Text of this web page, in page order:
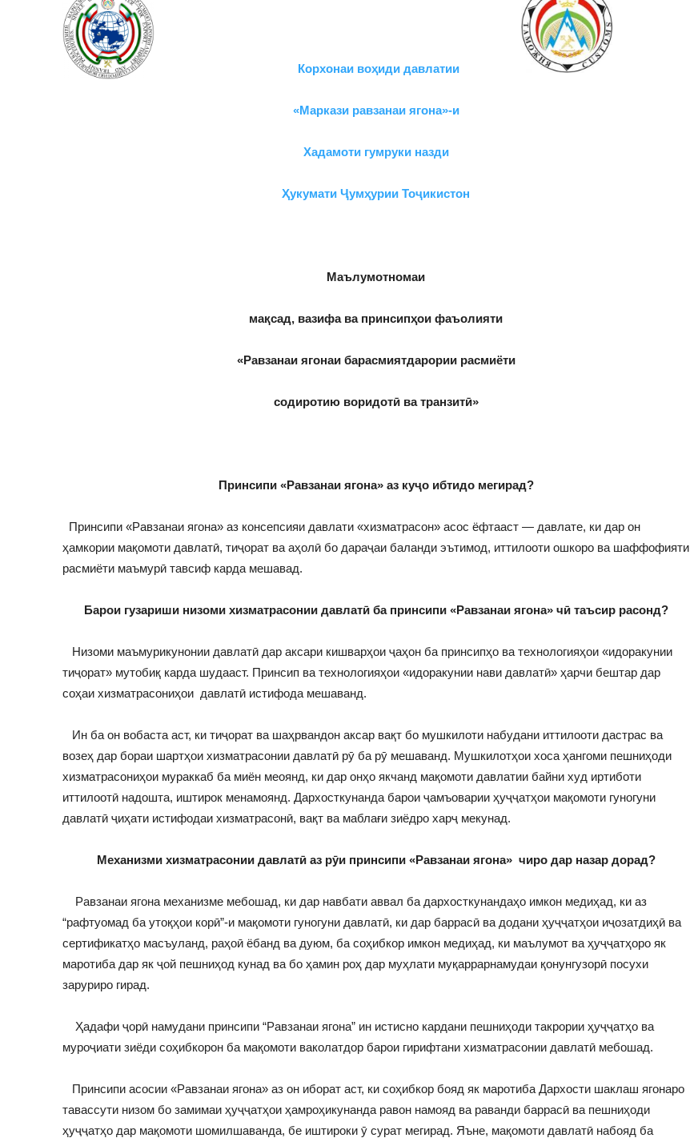
Корхонаи воҳиди давлатии
«Маркази равзанаи ягона»-и
Хадамоти гумруки назди
Ҳукумати Ҷумҳурии Тоҷикистон
Маълумотномаи
мақсад, вазифа ва принсипҳои фаъолияти
«Равзанаи ягонаи барасмиятдарории расмиёти
содиротию воридотӣ ва транзитӣ»
Принсипи «Равзанаи ягона» аз куҷо ибтидо мегирад?
Принсипи «Равзанаи ягона» аз консепсияи давлати «хизматрасон» асос ёфтааст — давлате, ки дар он
ҳамкории мақомоти давлатӣ, тиҷорат ва аҳолӣ бо дараҷаи баланди эътимод, иттилооти ошкоро ва шаффофияти
расмиёти маъмурӣ тавсиф карда мешавад.
Барои гузариши низоми хизматрасонии давлатӣ ба принсипи «Равзанаи ягона»чӣ таъсир расонд?
Низоми маъмурикунонии давлатӣ дар аксари кишварҳои ҷаҳон ба принсипҳо ва технологияҳои «идоракунии
тиҷорат» мутобиқ карда шудааст. Принсип ва технологияҳои «идоракунии нави давлатӣ» ҳарчи бештар дар
соҳаи хизматрасониҳои давлатӣ истифода мешаванд.
Ин ба он вобаста аст, ки тиҷорат ва шаҳрвандон аксар вақт бо мушкилоти набудани иттилооти дастрас ва
возеҳ дар бораи шартҳои хизматрасонии давлатӣ рӯ ба рӯ мешаванд. Мушкилотҳои хоса ҳангоми пешниҳоди
хизматрасониҳои мураккаб ба миён меоянд, ки дар онҳо якчанд мақомоти давлатии байни худ иртиботи
иттилоотӣ надошта, иштирок менамоянд. Дархосткунанда барои ҷамъоварии ҳуҷҷатҳои мақомоти гуногуни
давлатӣ ҷиҳати истифодаи хизматрасонӣ, вақт ва маблағи зиёдро харҷ мекунад.
Механизми хизматрасонии давлатӣ аз рӯи принсипи «Равзанаи ягона» чиро дар назар дорад?
Равзанаи ягона механизме мебошад, ки дар навбати аввал ба дархосткунандаҳо имкон медиҳад, ки аз
“рафтуомад ба утоқҳои корӣ”-и мақомоти гуногуни давлатӣ, ки дар баррасӣ ва додани ҳуҷҷатҳои иҷозатдиҳӣ ва
сертификатҳо масъуланд, раҳоӣ ёбанд ва дуюм, ба соҳибкор имкон медиҳад, ки маълумот ва ҳуҷҷатҳоро як
маротиба дар як ҷой пешниҳод кунад ва бо ҳамин роҳ дар муҳлати муқаррарнамудаи қонунгузорӣ посухи
заруриро гирад.
Ҳадафи ҷорӣ намудани принсипи “Равзанаи ягона” ин истисно кардани пешниҳоди такрории ҳуҷҷатҳо ва
муроҷиати зиёди соҳибкорон ба мақомоти ваколатдор барои гирифтани хизматрасонии давлатӣ мебошад.
Принсипи асосии «Равзанаи ягона» аз он иборат аст, ки соҳибкор бояд як маротиба Дархости шаклаш ягонаро
тавассути низом бо замимаи ҳуҷҷатҳои ҳамроҳикунанда равон намояд ва раванди баррасӣ ва пешниҳоди
ҳуҷҷатҳо дар мақомоти шомилшаванда, бе иштироки ӯ сурат мегирад. Яъне, мақомоти давлатӣ набояд ба